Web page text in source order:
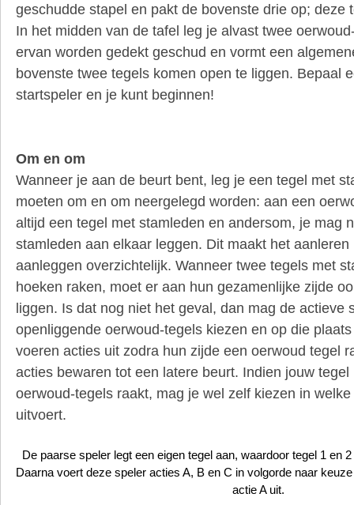
geschudde stapel en pakt de bovenste drie op; deze
In het midden van de tafel leg je alvast twee
ervan worden gedekt geschud en vormt een
bovenste twee tegels komen open te liggen. Bepaal
startspeler en je kunt beginnen!
Om en om
Wanneer je aan de beurt bent, leg je een tegel met
moeten om en om neergelegd worden: aan een
altijd een tegel met stamleden en andersom, je mag
stamleden aan elkaar leggen. Dit maakt het
aanleggen overzichtelijk. Wanneer twee tegels met
hoeken raken, moet er aan hun gezamenlijke zijde
liggen. Is dat nog niet het geval, dan mag de actieve
openliggende oerwoud-tegels kiezen en op die
voeren acties uit zodra hun zijde een oerwoud tegel
acties bewaren tot een latere beurt. Indien jouw
oerwoud-tegels raakt, mag je wel zelf kiezen in
uitvoert.
De paarse speler legt een eigen tegel aan, waardoor tegel 1 en
Daarna voert deze speler acties A, B en C in volgorde naar
actie A uit.